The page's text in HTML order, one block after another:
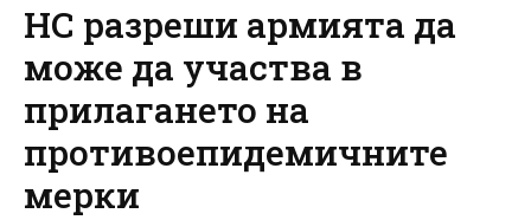
НС разреши армията да
може да участва в
прилагането на
противоепидемичните
мерки